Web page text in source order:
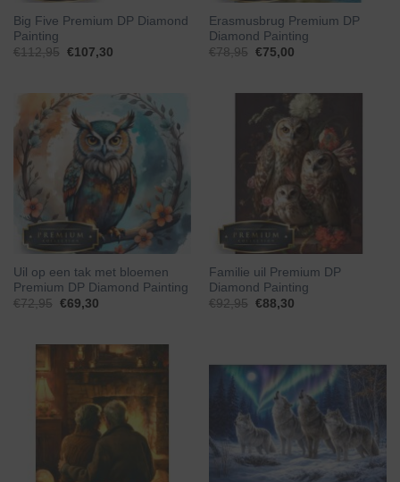
Big Five Premium DP Diamond
Painting
€112,95 €107,30
Erasmusbrug Premium DP
Diamond Painting
€78,95 €75,00
Uil op een tak met bloemen
Premium DP Diamond Painting
€72,95 €69,30
Familie uil Premium DP
Diamond Painting
€92,95 €88,30